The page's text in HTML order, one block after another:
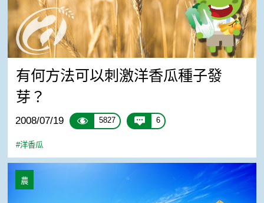
有何方法可以刺激洋香瓜種子發
芽？
2008/07/19 5827 6
#洋香瓜
網紋洋香瓜 流行的品種
農